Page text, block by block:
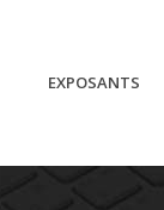
EXPOSANTS